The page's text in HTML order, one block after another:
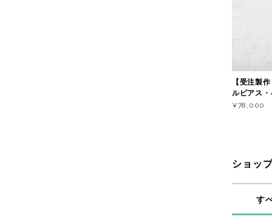
【受注製
ルピアス
¥78,000
ショッ
す